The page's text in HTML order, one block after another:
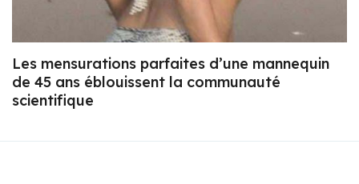
Les mensurations parfaites d’une mannequin
de 45 ans éblouissent la communauté
scientifique